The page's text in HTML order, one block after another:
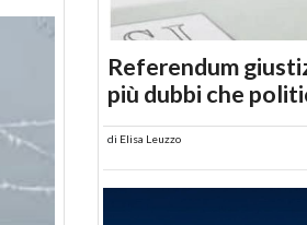
Referendum
più dubbi che
di Elisa Leuzzo